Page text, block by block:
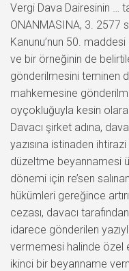
Vergi Dava Dairesinin …
ONANMASINA, 3. 2577
Kanunu’nun 50.
ve bir örneğinin de
gönderilmesini teminen
mahkemesine
oyçokluğuyla kesin
Davacı şirket adına,
yazısına istinaden
düzeltme beyannamesi
dönemi için re’sen
hükümleri gereğince
cezası, davacı
idarece gönderilen
vermemesi halinde özel
ikinci bir beyanname